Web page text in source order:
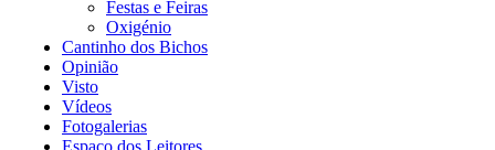
Festas e Feiras
Oxigénio
Cantinho dos Bichos
Opinião
Visto
Vídeos
Fotogalerias
Espaço dos Leitores